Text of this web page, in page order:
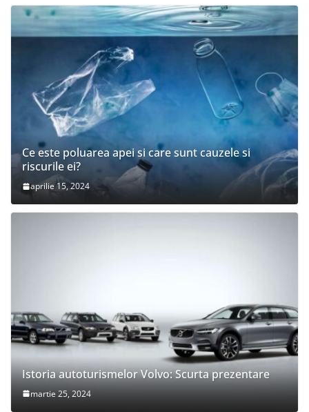
Ce este poluarea apei si care sunt cauzele si
riscurile ei?
aprilie 15, 2024
Istoria autoturismelor Volvo: Scurta prezentare
martie 25, 2024